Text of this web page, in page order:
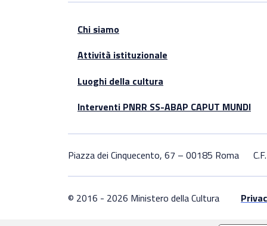
Chi siamo
Attività istituzionale
Luoghi della cultura
Interventi PNRR SS-ABAP CAPUT MUNDI
Piazza dei Cinquecento, 67 – 00185 Roma
© 2016 - 2026 Ministero della Cultura